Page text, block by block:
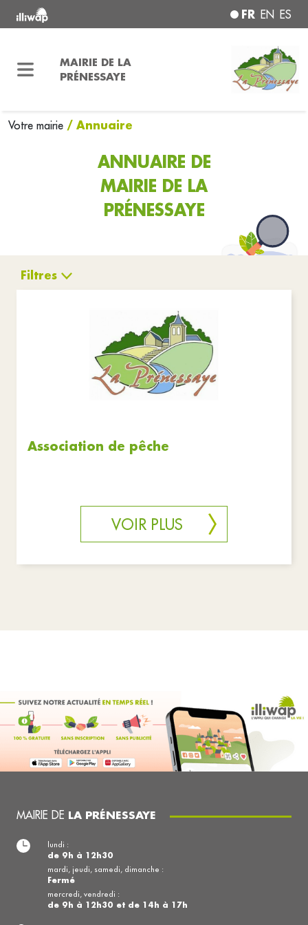
FR EN ES
MAIRIE DE LA
PRÉNESSAYE
Votre mairie / Annuaire
ANNUAIRE DE
MAIRIE DE LA
PRÉNESSAYE
Filtres
Réinitialiser les filtres
Association de pêche
VOIR PLUS
MAIRIE DE LA PRÉNESSAYE
lundi :
de 9h à 12h30
mardi, jeudi, samedi, dimanche :
Fermé
mercredi, vendredi :
de 9h à 12h30 et de 14h à 17h